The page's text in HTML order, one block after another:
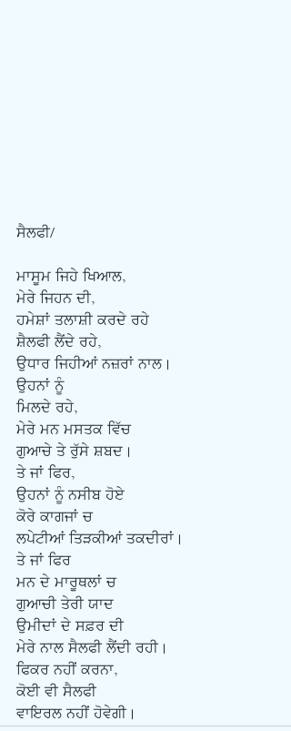
ਸੈਲਫੀ/
ਮਾਸੂਮ ਜਿਹੇ ਖਿਆਲ,
ਮੇਰੇ ਜਿਹਨ ਦੀ,
ਹਮੇਸ਼ਾਂ ਤਲਾਸ਼ੀ ਕਰਦੇ ਰਹੇ
ਸ਼ੈਲਫੀ ਲੈਂਦੇ ਰਹੇ,
ਉਧਾਰ ਜਿਹੀਆਂ ਨਜ਼ਰਾਂ ਨਾਲ।
ਉਹਨਾਂ ਨੂੰ
ਮਿਲਦੇ ਰਹੇ,
ਮੇਰੇ ਮਨ ਮਸਤਕ ਵਿੱਚ
ਗੁਆਚੇ ਤੇ ਰੁੱਸੇ ਸ਼ਬਦ।
ਤੇ ਜਾਂ ਫਿਰ,
ਉਹਨਾਂ ਨੂੰ ਨਸੀਬ ਹੋਏ
ਕੋਰੇ ਕਾਗਜਾਂ ਚ
ਲਪੇਟੀਆਂ ਤਿੜਕੀਆਂ ਤਕਦੀਰਾਂ।
ਤੇ ਜਾਂ ਫਿਰ
ਮਨ ਦੇ ਮਾਰੂਥਲਾਂ ਚ
ਗੁਆਚੀ ਤੇਰੀ ਯਾਦ
ਉਮੀਦਾਂ ਦੇ ਸਫ਼ਰ ਦੀ
ਮੇਰੇ ਨਾਲ ਸੈਲਫੀ ਲੈਂਦੀ ਰਹੀ।
ਫਿਕਰ ਨਹੀਂ ਕਰਨਾ,
ਕੋਈ ਵੀ ਸੈਲਫੀ
ਵਾਇਰਲ ਨਹੀਂ ਹੋਵੇਗੀ।